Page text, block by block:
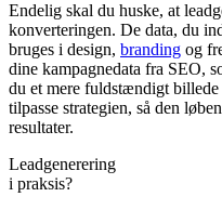
Endelig skal du huske, at
konverteringen. De data, du
bruges i design, branding og
dine kampagnedata fra SEO,
du et mere fuldstændigt
tilpasse strategien, så den
resultater.
Leadgenerering
i praksis?